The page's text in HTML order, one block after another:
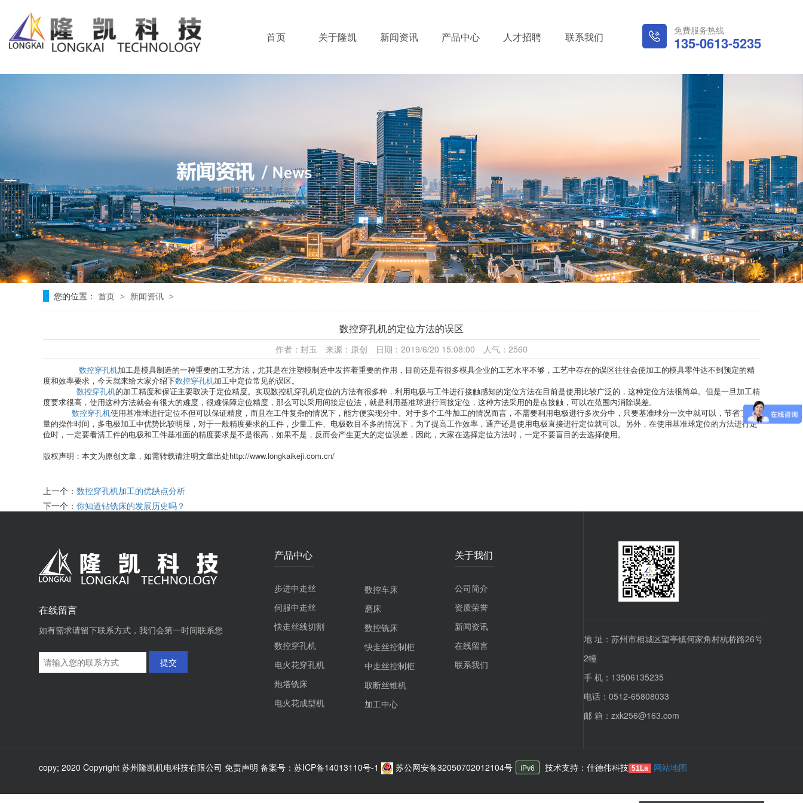
首页 关于隆凯 新闻资讯 产品中心 人才招聘 联系我们 免费服务热线
135-0613-5235
您的位置： 首页 > 新闻资讯 >
数控穿孔机的定位方法的误区
作者：封玉 来源：原创 日期：2019/6/20 15:08:00 人气：2560
数控穿孔机加工是模具制造的一种重要的工艺方法，尤其是在注塑模制造中发挥着重要的作用，目前还是有很多模具企业的工艺水平不够，工艺中存在的误区往往会使加工的模具零件达不到预定的精
度和效率要求，今天就来给大家介绍下数控穿孔机加工中定位常见的误区。
数控穿孔机的加工精度和保证主要取决于定位精度。实现数控机穿孔机定位的方法有很多种，利用电极与工件进行接触感知的定位方法在目前是使用比较广泛的，这种定位方法很简单。但是一旦加工精
度要求很高，使用这种方法就会有很大的难度，很难保障定位精度，那么可以采用间接定位法，就是利用基准球进行间接定位，这种方法采用的是点接触，可以在范围内消除误差。
数控穿孔机使用基准球进行定位不但可以保证精度，而且在工件复杂的情况下，能方便实现分中。对于多个工件加工的情况而言，不需要利用电极进行多次分中，只要基准球分一次中就可以，节省了大
量的操作时间，多电极加工中优势比较明显，对于一般精度要求的工件，少量工件、电极数目不多的情况下，为了提高工作效率，通产还是使用电极直接进行定位就可以。另外，在使用基准球定位的方法进行定
位时，一定要看清工件的电极和工件基准面的精度要求是不是很高，如果不是，反而会产生更大的定位误差，因此，大家在选择定位方法时，一定不要盲目的去选择使用。
版权声明：本文为原创文章，如需转载请注明文章出处http://www.longkaikeji.com.cn/
上一个： 数控穿孔机加工的优缺点分析
下一个： 你知道钻铣床的发展历史吗？
在线留言
如有需求请留下联系方式，我们会第一时间联系您
提交
产品中心
步进中走丝
伺服中走丝
快走丝线切割
数控穿孔机
电火花穿孔机
炮塔铣床
电火花成型机
数控车床
磨床
数控铣床
快走丝控制柜
中走丝控制柜
取断丝锥机
加工中心
关于我们
公司简介
资质荣誉
新闻资讯
在线留言
联系我们
地 址：苏州市相城区望亭镇何家角村杭桥路26号
2幢
手 机：13506135235
电话：0512-65808033
邮 箱：zxk256@163.com
copy; 2020 Copyright 苏州隆凯机电科技有限公司 免责声明 备案号：苏ICP备14013110号-1 苏公网安备32050702012104号 IPv6 技术支持：仕德伟科技 51La 网站地图